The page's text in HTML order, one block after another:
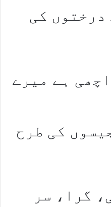
درختوں کی
ہے میرے
کی طرح
گرا، سر